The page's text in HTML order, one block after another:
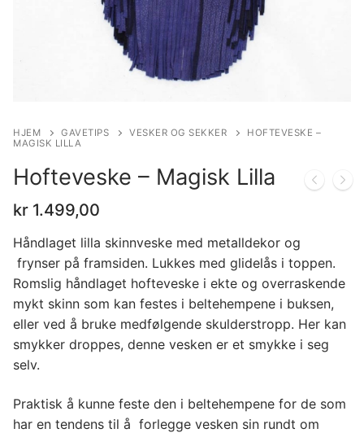
HJEM GAVETIPS VESKER OG SEKKER
HOFTEVESKE –
MAGISK LILLA
Hofteveske – Magisk Lilla
kr 1.499,00
Håndlaget lilla skinnveske med metalldekor og
frynser på framsiden. Lukkes med glidelås i toppen.
Romslig håndlaget hofteveske i ekte og overraskende
mykt skinn som kan festes i beltehempene i buksen,
eller ved å bruke medfølgende skulderstropp. Her kan
smykker droppes, denne vesken er et smykke i seg
selv.
Praktisk å kunne feste den i beltehempene for de som
har en tendens til å forlegge vesken sin rundt om